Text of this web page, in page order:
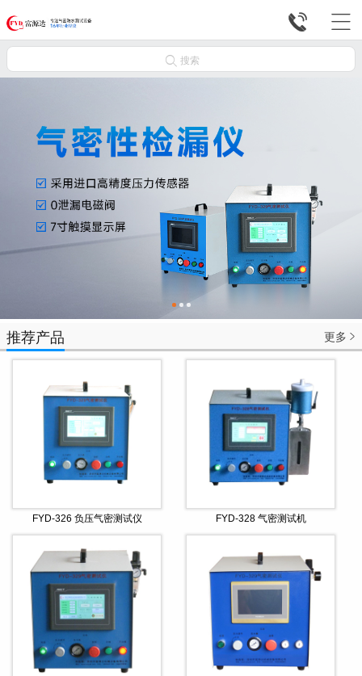


 搜索
推荐产品 更多 
FYD-326 负压气密测试仪 FYD-328 气密测试机